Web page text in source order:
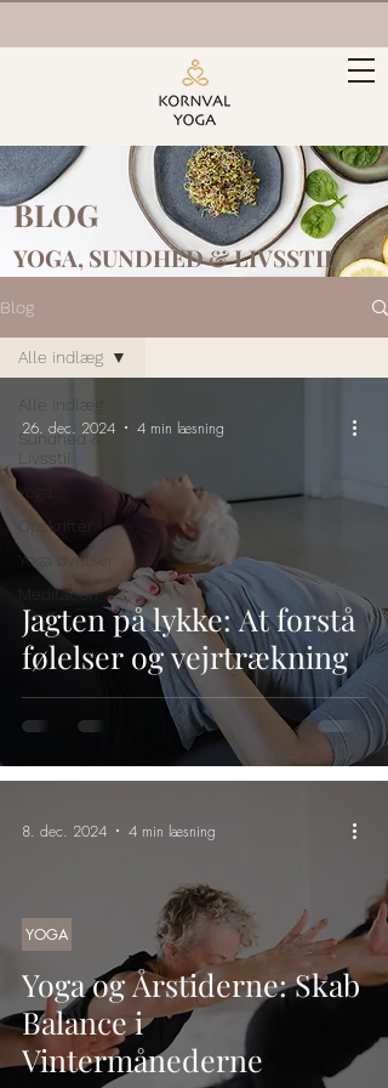
BLOG
YOGA, SUNDHED &LIVSSTIL
Blog
Alle indlæg
Sundhed &
Livsstil
Yoga
Opskrifter
Yoga øvelser
Meditation
Alle indlæg
Jagten på lykke: At forstå
følelser og vejrtrækning
26. dec. 2024 4 min læsning
Yoga og Årstiderne: Skab
Balance i
Vintermånederne
YOGA
8. dec. 2024 4 min læsning